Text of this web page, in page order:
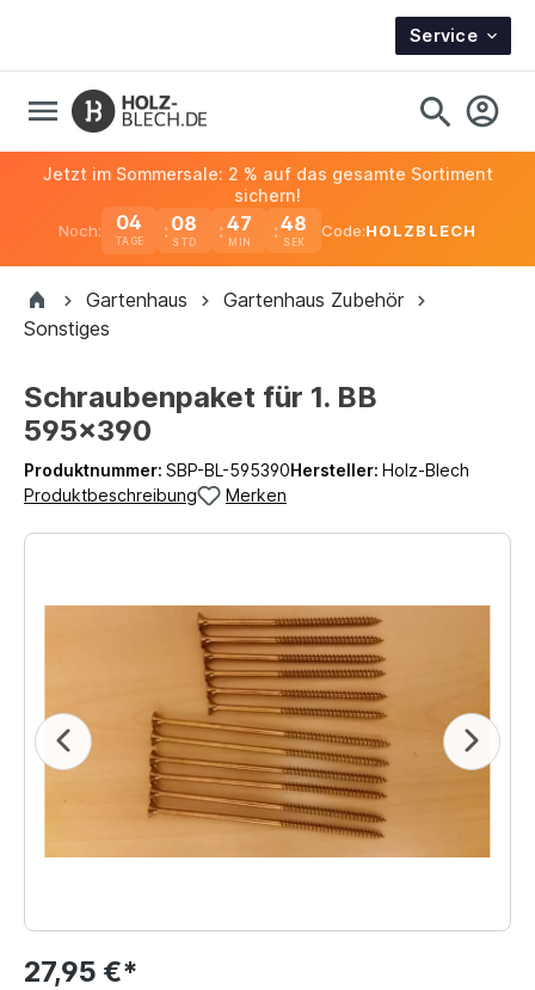
Service
Noch: 04
TAGE
08 47 48
Jetzt im Sommersale: 2 % auf das gesamte Sortiment
sichern!
Code:HOLZBLECH
Gartenhaus
Gartenhaus Zubehör
Sonstiges
Schraubenpaket für 1. BB
595x390
Produktnummer: SBP-BL-595390Hersteller: Holz-Blech
Produktbeschreibung
Merken
27,95 €*